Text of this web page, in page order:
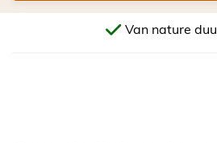
Van nature